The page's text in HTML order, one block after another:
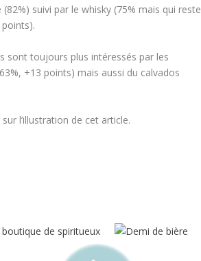
suivi par le whisky (75% mais qui reste
sont toujours plus intéressés par les
+13 points) mais aussi du calvados
l’illustration de cet article.
de spiritueux